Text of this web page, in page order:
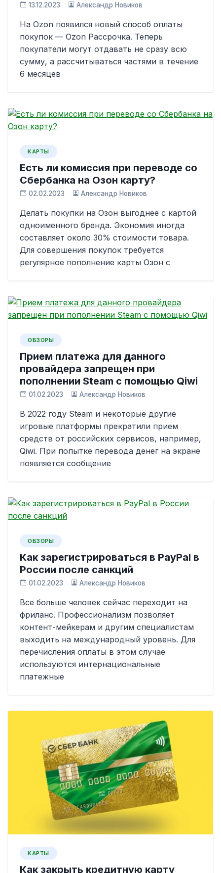
13.12.2023 Александр Новиков
На Ozon появился новый способ оплаты
покупок — Ozon Рассрочка. Теперь
покупатели могут отдавать не сразу всю
сумму, а рассчитываться частями в течение
6 месяцев
КАРТЫ
Есть ли комиссия при переводе со
Сбербанка на Озон карту?
02.02.2023 Александр Новиков
Делать покупки на Озон выгоднее с картой
одноименного бренда. Экономия иногда
составляет около 30% стоимости товара.
Для совершения покупок требуется
регулярное пополнение карты Озон с
ОБЗОРЫ
Прием платежа для данного
провайдера запрещен при
пополнении Steam с помощью Qiwi
01.02.2023 Александр Новиков
В 2022 году Steam и некоторые другие
игровые платформы прекратили прием
средств от российских сервисов, например,
Qiwi. При попытке перевода денег на экране
появляется сообщение
ОБЗОРЫ
Как зарегистрироваться в PayPal в
России после санкций
01.02.2023 Александр Новиков
Все больше человек сейчас переходит на
фриланс. Профессионализм позволяет
контент-мейкерам и другим специалистам
выходить на международный уровень. Для
перечисления оплаты в этом случае
используются интернациональные
платежные
КАРТЫ
Как закрыть кредитную карту